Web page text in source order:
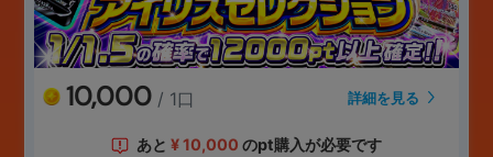
10,000 / 1口 詳細を見る
あと ¥10,000 のpt購入が必要です